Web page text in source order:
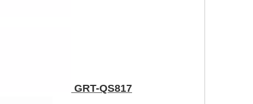
GRT-QS817